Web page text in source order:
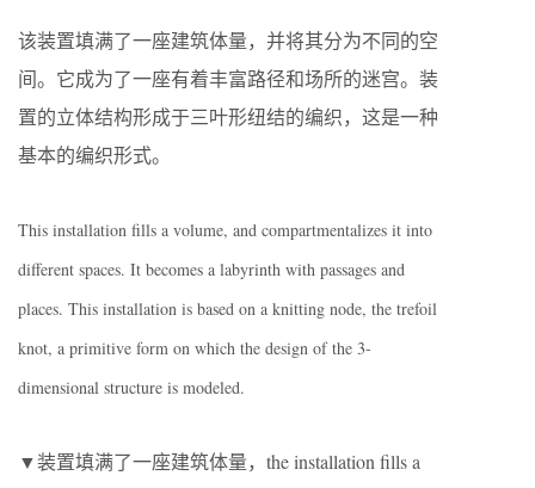
该装置填满了一座建筑体量，并将其分为不同的空
间。它成为了一座有着丰富路径和场所的迷宫。装
置的立体结构形成于三叶形纽结的编织，这是一种
基本的编织形式。
This installation fills a volume, and compartmentalizes it into
different spaces. It becomes a labyrinth with passages and
places. This installation is based on a knitting node, the trefoil
knot, a primitive form on which the design of the 3-
dimensional structure is modeled.
▼装置填满了一座建筑体量，the installation fills a